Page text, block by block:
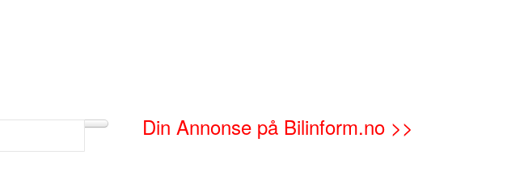
Din Annonse på Bilinform.no >>